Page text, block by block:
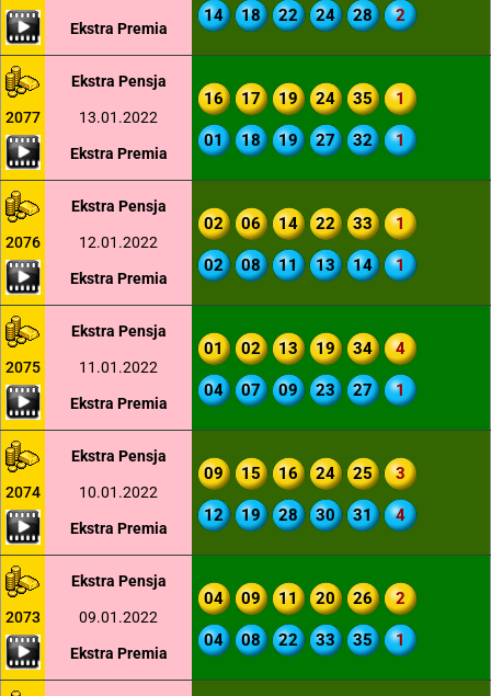
Ekstra Premia
14 18 22 24 28 2
2077
Ekstra Pensja
13.01.2022
Ekstra Premia
16 17 19 24 35 1
01 18 19 27 32 1
2076
Ekstra Pensja
12.01.2022
Ekstra Premia
02 06 14 22 33 1
02 08 11 13 14 1
2075
Ekstra Pensja
11.01.2022
Ekstra Premia
01 02 13 19 34 4
04 07 09 23 27 1
2074
Ekstra Pensja
10.01.2022
Ekstra Premia
09 15 16 24 25 3
12 19 28 30 31 4
2073
Ekstra Pensja
09.01.2022
Ekstra Premia
04 09 11 20 26 2
04 08 22 33 35 1